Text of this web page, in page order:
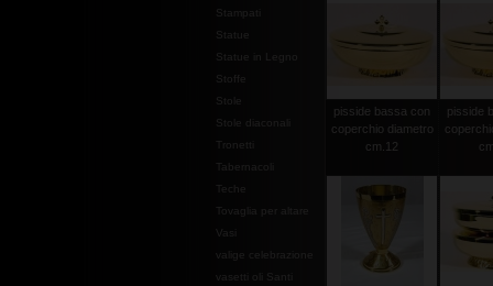
Stampati
Statue
Statue in Legno
Stoffe
Stole
Stole diaconali
Tabernacoli
valige celebrazione
pisside bassa con
coperchio diametro
cm.12
pisside